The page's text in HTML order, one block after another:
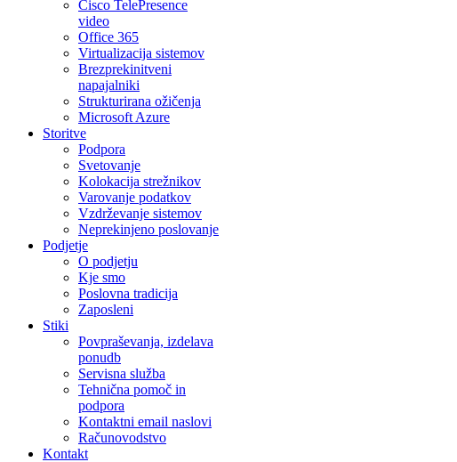
Cisco TelePresence
video
Office 365
Virtualizacija sistemov
Brezprekinitveni
napajalniki
Strukturirana ožičenja
Microsoft Azure
Storitve
Podpora
Svetovanje
Kolokacija strežnikov
Varovanje podatkov
Vzdrževanje sistemov
Neprekinjeno poslovanje
Podjetje
O podjetju
Kje smo
Poslovna tradicija
Zaposleni
Stiki
Povpraševanja, izdelava
ponudb
Servisna služba
Tehnična pomoč in
podpora
Kontaktni email naslovi
Računovodstvo
Kontakt